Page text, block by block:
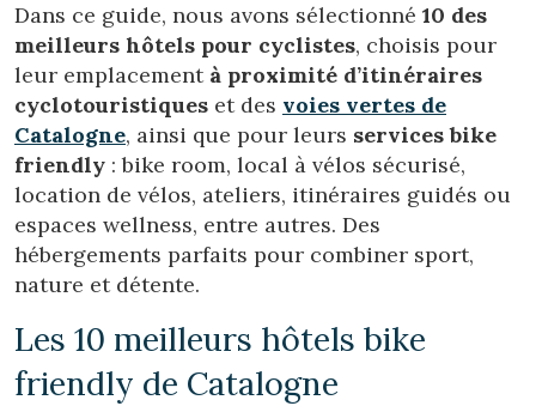
Dans ce guide, nous avons sélectionné 10 des
meilleurs hôtels pour cyclistes, choisis pour
leur emplacement à proximité d’itinéraires
cyclotouristiques et des voies vertes de
Catalogne, ainsi que pour leurs services bike
friendly : bike room, local à vélos sécurisé,
location de vélos, ateliers, itinéraires guidés ou
espaces wellness, entre autres. Des
hébergements parfaits pour combiner sport,
nature et détente.
Les 10 meilleurs hôtels bike
friendly de Catalogne